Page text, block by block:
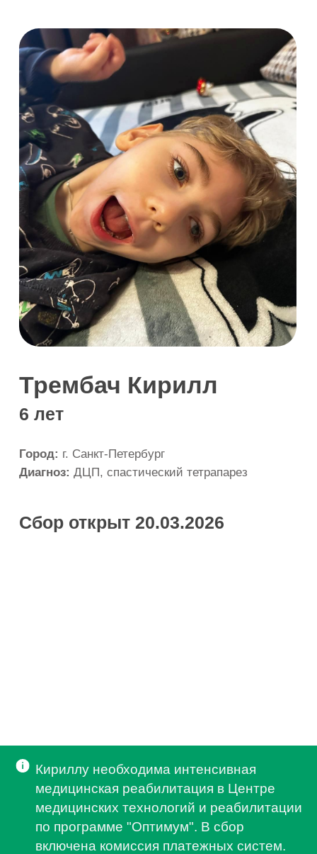
Трембач Кирилл
6 лет
Сбор открыт 20.03.2026
Город: г. Санкт-Петербург
Диагноз: ДЦП, спастический тетрапарез
Кириллу необходима интенсивная
медицинская реабилитация в Центре
медицинских технологий и реабилитации
по программе "Оптимум". В сбор
включена комиссия платежных систем.